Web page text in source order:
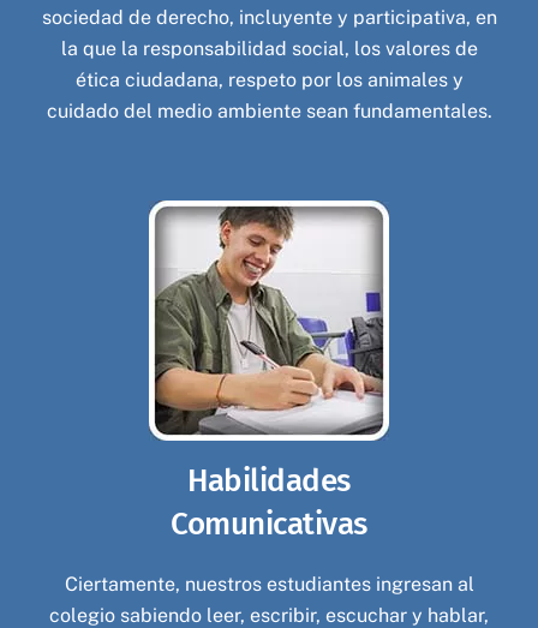
sociedad de derecho, incluyente y participativa, en
la que la responsabilidad social, los valores de
ética ciudadana, respeto por los animales y
cuidado del medio ambiente sean fundamentales.
Habilidades
Comunicativas
Ciertamente, nuestros estudiantes ingresan al
colegio sabiendo leer, escribir, escuchar y hablar,